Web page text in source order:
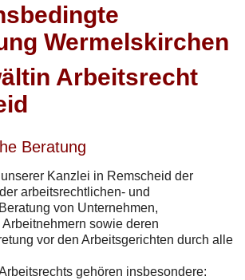
Wermelskirchen
Arbeitsrecht
Beratung
Kanzlei in Remscheid der
arbeitsrechtlichen- und
von Unternehmen,
sowie deren
vor den Arbeitsgerichten durch alle
gehören insbesondere: